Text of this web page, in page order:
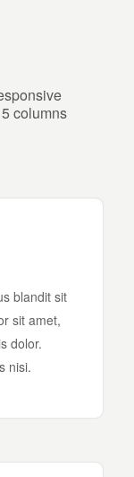
columns
blandit sit
sit amet,
dolor.
nisi.